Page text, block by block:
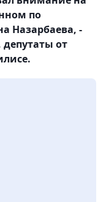
по
Назарбаева, -
депутаты от